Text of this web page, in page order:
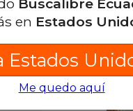
Buscalibre
en Estados
Estados
Me quedo aquí